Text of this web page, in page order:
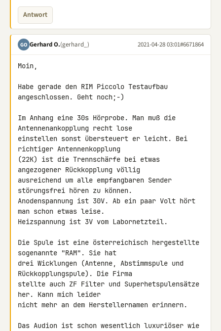
Antwort
GO Gerhard O.(gerhard_) 2021-04-28 03:01#6671864
Moin,
Habe gerade den RIM Piccolo Testaufbau
angeschlossen. Geht noch;-)
Im Anhang eine 30s Hörprobe. Man muß die
Antennenankopplung recht lose
einstellen sonst übersteuert er leicht. Bei
richtiger Antennenkopplung
(22K) ist die Trennschärfe bei etwas
angezogener Rückkopplung völlig
ausreichend um alle empfangbaren Sender
störungsfrei hören zu können.
Anodenspannung ist 30V. Ab ein paar Volt hört
man schon etwas leise.
Heizspannung ist 3V vom Labornetzteil.
Die Spule ist eine österreichisch hergestellte
sogenannte "RAM". Sie hat
drei Wicklungen (Antenne, Abstimmspule und
Rückkopplungspule). Die Firma
stellte auch ZF Filter und Superhetspulensätze
her. Kann mich leider
nicht mehr an dem Herstellernamen erinnern.
Das Audion ist schon wesentlich luxuriöser wie